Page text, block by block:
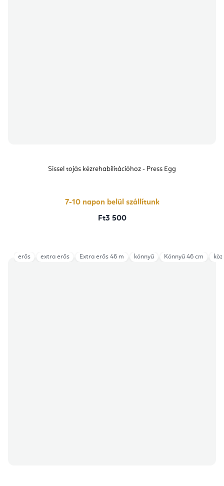
Sissel tojás kézrehabilitációhoz - Press Egg
7-10 napon belül szállítunk
Ft3 500
erős extra erős Extra erős 46 m könnyű Könnyű 46 cm